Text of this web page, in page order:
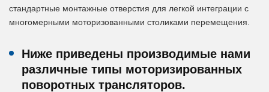
стандартные монтажные отверстия для легкой интеграции с
многомерными моторизованными столиками перемещения.
Ниже приведены производимые нами
различные типы моторизированных
поворотных трансляторов.